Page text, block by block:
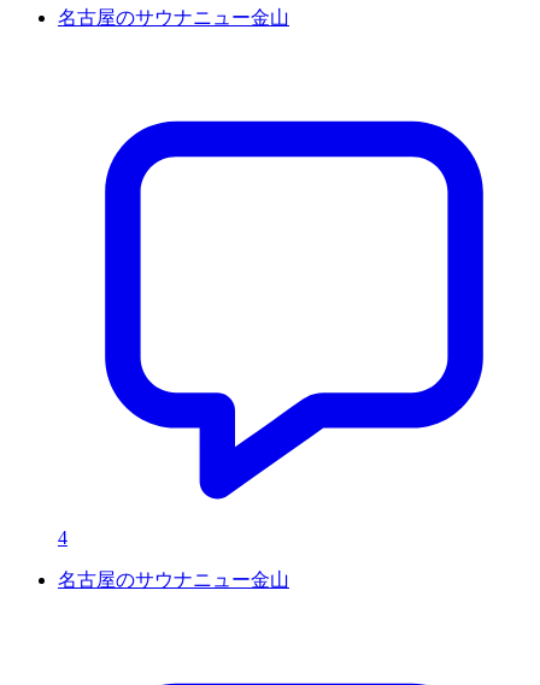
名古屋のサウナニュー金山
4
名古屋のサウナニュー金山